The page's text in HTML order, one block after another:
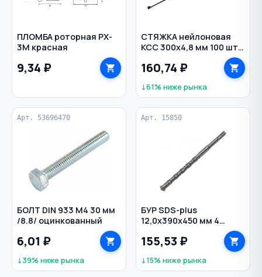
ПЛОМБА роторная PX-
3M красная
9,34 ₽
СТЯЖКА нейлоновая
КСС 300х4,8 мм 100 шт
160,74 ₽
↓61% ниже рынка
Арт. 53696470
БОЛТ DIN 933 M4 30 мм
/8.8/ оцинкованный
6,01 ₽
↓39% ниже рынка
Арт. 15850
БУР SDS-plus
12,0х390х450 мм 4
усиленный РЕЗОЛЮКС
155,53 ₽
↓15% ниже рынка